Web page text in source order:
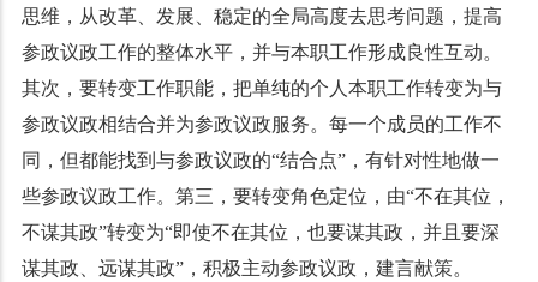
思维，从改革、发展、稳定的全局高度去思考问题，提高
参政议政工作的整体水平，并与本职工作形成良性互动。
其次，要转变工作职能，把单纯的个人本职工作转变为与
参政议政相结合并为参政议政服务。每一个成员的工作不
同，但都能找到与参政议政的“结合点”，有针对性地做一
些参政议政工作。第三，要转变角色定位，由“不在其位，
不谋其政”转变为“即使不在其位，也要谋其政，并且要深
谋其政、远谋其政”，积极主动参政议政，建言献策。